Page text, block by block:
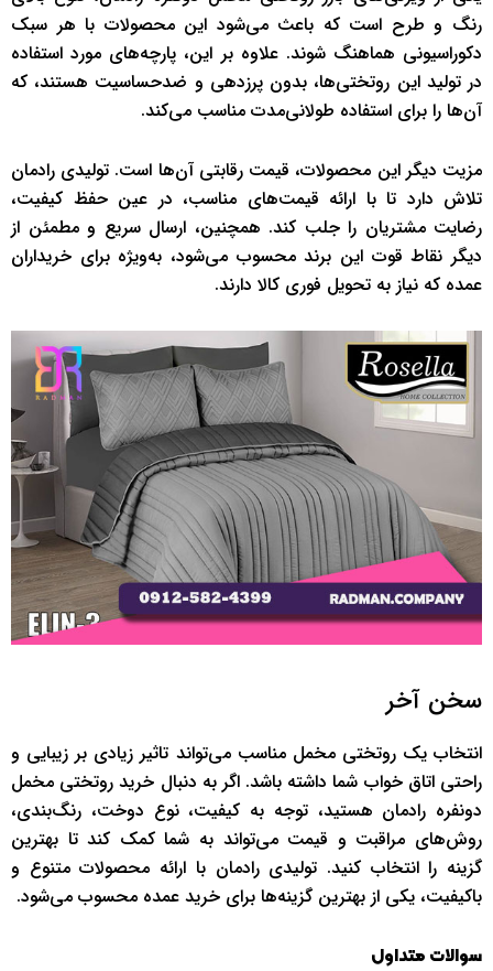
رنگ و طرح است که باعث می‌شود این محصولات با هر سبک
دکوراسیونی هماهنگ شوند. علاوه بر این، پارچه‌های مورد استفاده‌
در تولید این روتختی‌ها، بدون پرزدهی و ضدحساسیت هستند، که
آن‌ها را برای استفاده طولانی‌مدت مناسب می‌کند.
مزیت دیگر این محصولات، قیمت رقابتی آن‌ها است. تولیدی رادمان
تلاش دارد تا با ارائه قیمت‌های مناسب، در عین حفظ کیفیت،
رضایت مشتریان را جلب کند. همچنین، ارسال سریع و مطمئن از
دیگر نقاط قوت این برند محسوب می‌شود، به‌ویژه برای خریداران
عمده که نیاز به تحویل فوری کالا دارند.
سخن آخر
انتخاب یک روتختی مخمل مناسب می‌تواند تاثیر زیادی بر زیبایی و
راحتی اتاق خواب شما داشته باشد. اگر به دنبال خرید روتختی مخمل
دونفره رادمان هستید، توجه به کیفیت، نوع دوخت، رنگ‌بندی،
روش‌های مراقبت و قیمت می‌تواند به شما کمک کند تا بهترین
گزینه را انتخاب کنید. تولیدی رادمان با ارائه محصولات متنوع و
باکیفیت، یکی از بهترین گزینه‌ها برای خرید عمده محسوب می‌شود.
سوالات متداول